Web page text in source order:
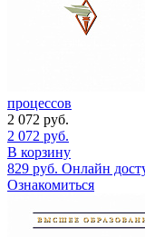
процессов
2 072 руб.
2 072 руб.
В корзину
829 руб. Онлайн
Ознакомиться